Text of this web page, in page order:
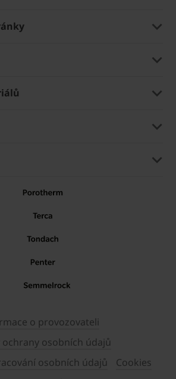
o provozovateli
ochrany osobních údajů
osobních údajů
Cookies